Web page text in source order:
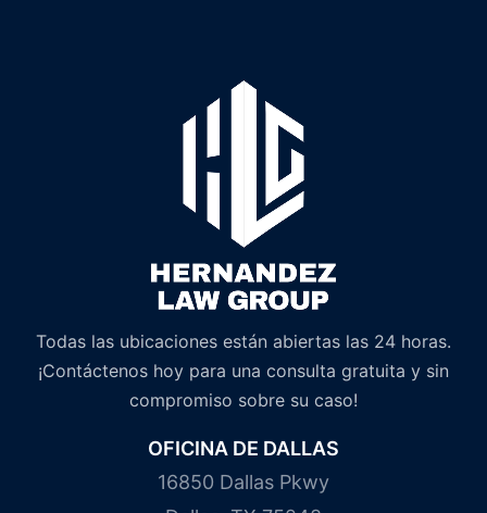
Todas las ubicaciones están abiertas las 24 horas.
¡Contáctenos hoy para una consulta gratuita y sin
compromiso sobre su caso!
OFICINA DE DALLAS
16850 Dallas Pkwy